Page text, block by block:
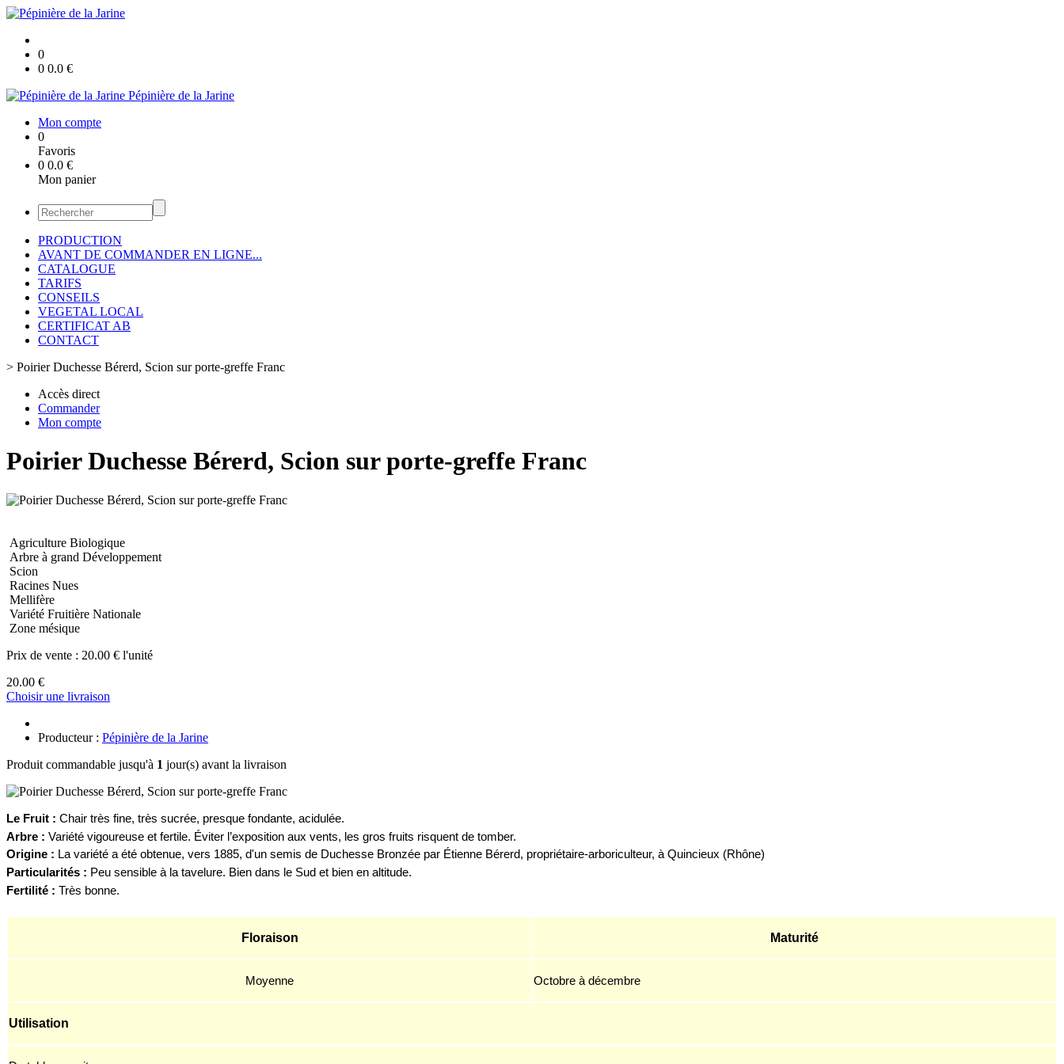
0
0 0.0 €
Pépinière de la Jarine
Mon compte
0
Favoris
0 0.0 €
Mon panier
PRODUCTION
AVANT DE COMMANDER EN LIGNE...
CATALOGUE
TARIFS
CONSEILS
VEGETAL LOCAL
CERTIFICAT AB
CONTACT
> Poirier Duchesse Bérerd, Scion sur porte-greffe Franc
Accès direct
Commander
Mon compte
Poirier Duchesse Bérerd, Scion sur porte-greffe Franc
Agriculture Biologique
Arbre à grand Développement
Scion
Racines Nues
Mellifère
Variété Fruitière Nationale
Zone mésique
Prix de vente : 20.00 € l'unité
20.00 €
Choisir une livraison
Producteur : Pépinière de la Jarine
Produit commandable jusqu'à 1 jour(s) avant la livraison
Le Fruit : Chair très fine, très sucrée, presque fondante, acidulée.
Arbre : Variété vigoureuse et fertile. Éviter l’exposition aux vents, les gros fruits risquent de tomber.
Origine : La variété a été obtenue, vers 1885, d'un semis de Duchesse Bronzée par Étienne Bérerd, propriétaire-arboriculteur, à Quincieux (Rhône)
Particularités : Peu sensible à la tavelure. Bien dans le Sud et bien en altitude.
Fertilité : Très bonne.
Floraison Maturité
Moyenne Octobre à décembre
Utilisation